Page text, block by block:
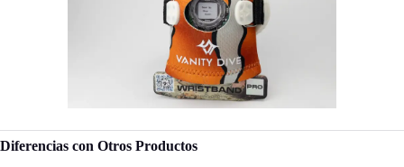
Diferencias con Otros Productos